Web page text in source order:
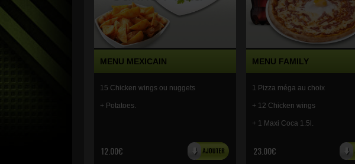
MENU MEXICAIN
15 Chicken wings ou nuggets
+ Potatoes.
12.00€
MENU FAMILY
1 Pizza méga au choix
+ 12 Chicken wings
+ 1 Maxi Coca 1.5l.
23.00€